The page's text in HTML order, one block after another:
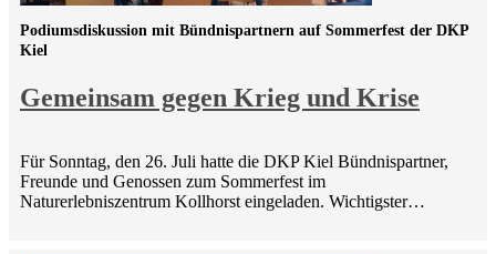
Gemeinsam gegen Krieg und Krise
Podiumsdiskussion mit Bündnispartnern auf Sommerfest der DKP
Kiel
Für Sonntag, den 26. Juli hatte die DKP Kiel Bündnispartner,
Freunde und Genossen zum Sommerfest im
Naturerlebniszentrum Kollhorst eingeladen. Wichtigster…